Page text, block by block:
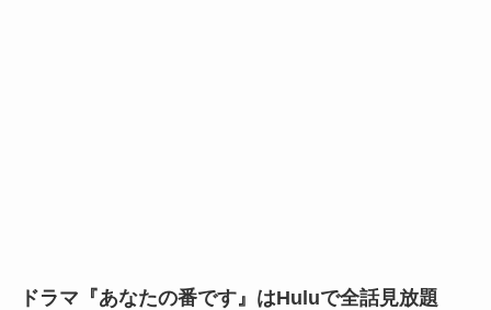
ドラマ『あなたの番です』はHuluで全話見放題